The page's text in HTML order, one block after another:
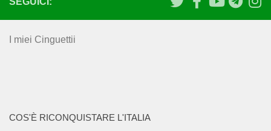
I miei Cinguettii
COS'È RICONQUISTARE L'ITALIA